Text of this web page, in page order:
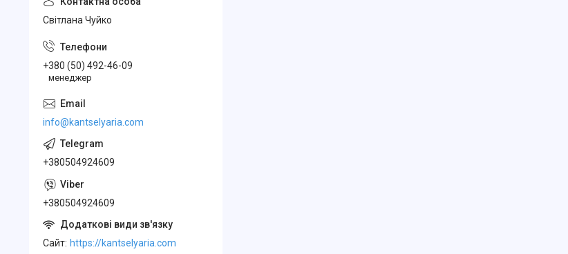
Свiтлана Чуйко
+380 (50) 492-46-09
менеджер
info@kantselyaria.com
+380504924609
+380504924609
Cайт https://kantselyaria.com